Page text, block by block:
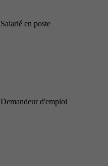
Salarié en poste
Demandeur d'emploi